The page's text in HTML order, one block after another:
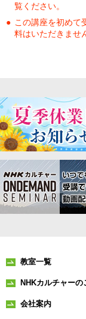
覧ください。
この講座を初めて
料はいただきませ
教室一覧
NHKカルチャーの
会社案内